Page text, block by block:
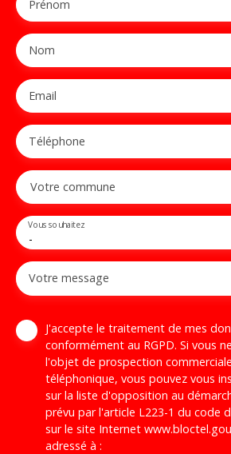
Prénom
Nom
Email
Téléphone
Votre commune
-
Vous souhaitez
Votre message
J'accepte le traitement de mes
conformément au RGPD. Si vous
l'objet de prospection
téléphonique, vous pouvez vous
sur la liste d'opposition au
prévu par l'article L223-1 du code
sur le site Internet
adressé à :